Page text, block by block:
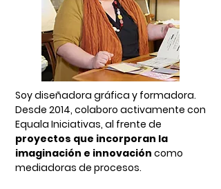
Soy diseñadora gráfica y formadora.
Desde 2014, colaboro activamente con
Equala Iniciativas, al frente de
proyectos que incorporan la
imaginación e innovación como
mediadoras de procesos.